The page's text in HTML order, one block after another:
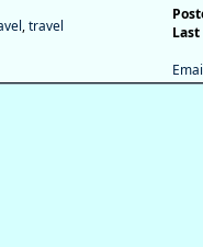
,travel